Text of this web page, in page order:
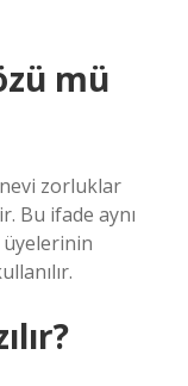
mü
zorluklar
Bu ifade aynı
üyelerinin